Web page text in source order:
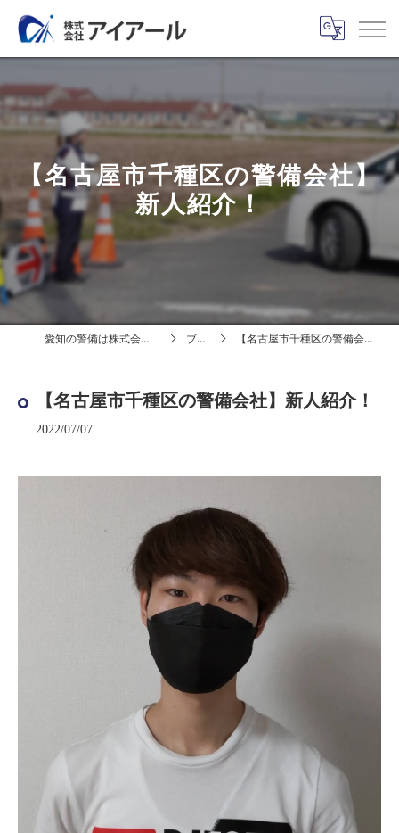
【名古屋市千種区の警備会社】
新人紹介！
愛知の警備は株式会社アイアール ブログ 【名古屋市千種区の警備会社】新人紹介！
【名古屋市千種区の警備会社】新人紹介！
2022/07/07